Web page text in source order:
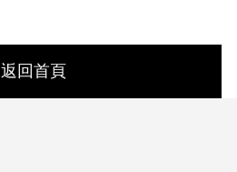
返回首頁